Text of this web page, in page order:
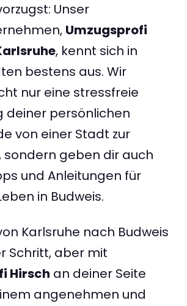
Unser
Umzugsprofi
, kennt sich in
bestens aus. Wir
nur eine stressfreie
deiner persönlichen
von einer Stadt zur
sondern geben dir auch
und Anleitungen für
in Budweis.
Karlsruhe nach Budweis
Schritt, aber mit
Hirsch an deiner Seite
angenehmen und